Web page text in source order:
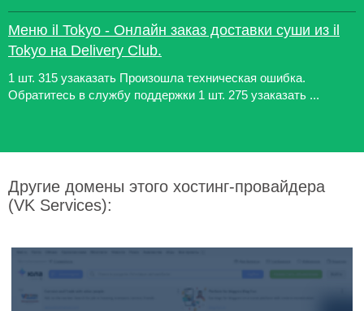
Меню il Tokyo - Онлайн заказ доставки суши из il
Tokyo на Delivery Club.
1 шт. 315 узаказать Произошла техническая ошибка.
Обратитесь в службу поддержки 1 шт. 275 узаказать ...
Другие домены этого хостинг-провайдера
(VK Services):